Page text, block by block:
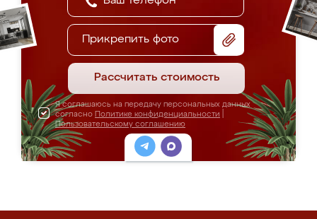
Прикрепить фото
Рассчитать стоимость
Я соглашаюсь на передачу персональных данных
согласно Политике конфиденциальности
Пользовательскому соглашению